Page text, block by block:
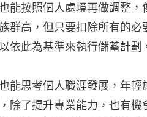
能按照個人處境再做調整
群高，但只要扣除所有的
依此為基準來執行儲蓄計劃
能思考個人職涯發展，年
除了提升專業能力，也有